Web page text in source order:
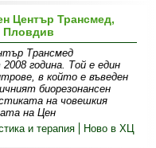
Център Трансмед,
Пловдив
Трансмед
година. Той е един
в който е въведен
биорезонансен
на човешкия
на Цен
и терапия
Ново в ХЦ